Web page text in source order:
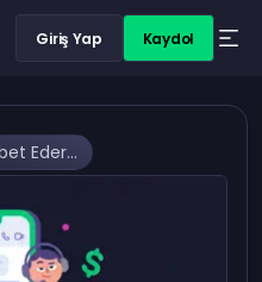
Giriş Yap Kaydol
Sohbet Ederek Para Kazanmanın İşe Yarayan 5 Yaratıcı Yöntemi